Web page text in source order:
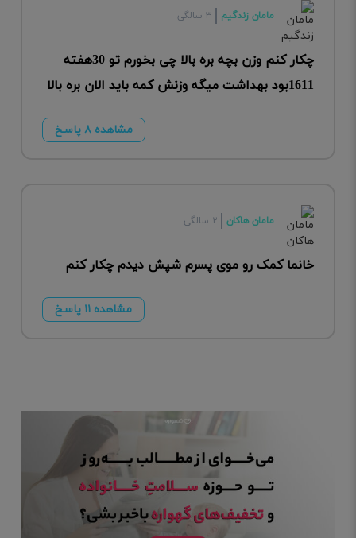
مامان زندگیم ۳ سالگی
چکار کنم وزن بچه بره بالا چی بخورم تو 30هفته
1611بود بهداشت میگه وزنش کمه باید الان بره بالا
مشاهده ۸ پاسخ
مامان هاکان ۲ سالگی
خانما کمک رو موی پسرم شپش دیدم چکار کنم
مشاهده ۱۱ پاسخ